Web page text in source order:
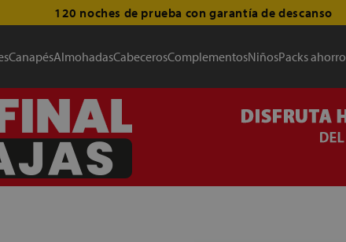
120 noches de prueba con garantía de descanso
CanapésAlmohadasCabecerosComplementosNiñosPacks ahorro